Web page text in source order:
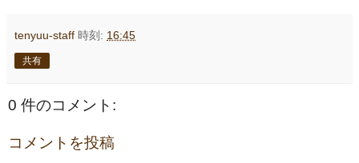
tenyuu-staff 時刻: 16:45
共有
0 件のコメント:
コメントを投稿